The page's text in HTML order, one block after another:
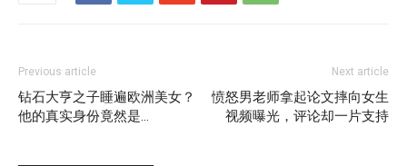
Previous article
钻石大亨之子睡遍欧洲美女？
他的真实身份竟然是…
Next article
愤怒男老师拿起论文摔向女生
视频曝光，评论却一片支持